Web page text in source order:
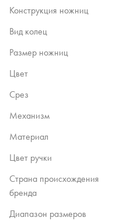
Конструкция ножниц
Вид колец
Размер ножниц
Цвет
Срез
Механизм
Материал
Цвет ручки
Страна происхождения
бренда
Диапазон размеров